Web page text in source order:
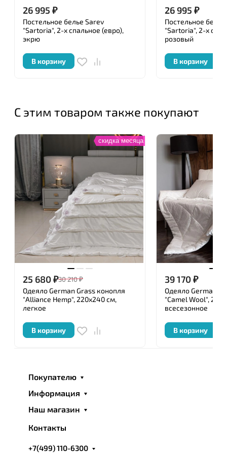
эти изделия сопровождаются ручной вышивкой,
розами и стразами Сваровски – в духе
итальянского дома моды. Многие критики и
покупатели называют постельное белье Blumarine
произведением искусства!
26 995 ₽
Постельное белье Sarev
"Sartoria", 2-х спальное (евро),
экрю
В корзину
26 995 ₽
Постельное
"Sartoria", 2-х
розовый
В корзину
С этим товаром также покупают
скидка месяца
25 680₽30 210₽
Одеяло German Grass конопля
"Alliance Hemp", 220x240 см,
легкое
В корзину
39 170₽
Одеяло German
"Camel Wool",
всесезонное
В корзину
Покупателю
Информация
Наш магазин
Контакты
+7(499) 110-6300